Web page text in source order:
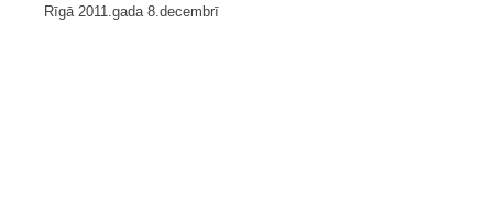
Rīgā 2011.gada 8.decembrī